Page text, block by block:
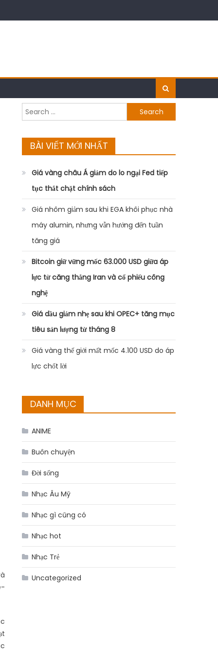
Search
for:
BÀI VIẾT MỚI NHẤT
Giá vàng châu Á giảm do lo ngại Fed tiếp
tục thắt chặt chính sách
Giá nhôm giảm sau khi EGA khôi phục nhà
máy alumin, nhưng vẫn hướng đến tuần
tăng giá
Bitcoin giữ vững mốc 63.000 USD giữa áp
lực từ căng thẳng Iran và cổ phiếu công
nghệ
Giá dầu giảm nhẹ sau khi OPEC+ tăng mục
tiêu sản lượng từ tháng 8
Giá vàng thế giới mất mốc 4.100 USD do áp
lực chốt lời
DANH MỤC
ANIME
Buôn chuyện
Đời sống
Nhạc Âu Mỹ
Nhạc gì cũng có
Nhạc hot
Nhạc Trẻ
Uncategorized